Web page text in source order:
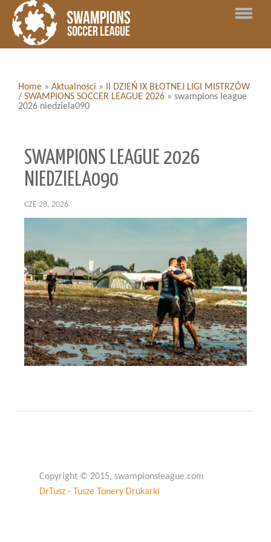
Home » Aktualności »
II DZIEŃ IX BŁOTNEJ LIGI MISTRZÓW
/ SWAMPIONS SOCCER LEAGUE 2026 » swampions league
2026 niedziela090
SWAMPIONS LEAGUE 2026
NIEDZIELA090
CZE 28, 2026
Copyright © 2015, swampionsleague.com
DrTusz - Tusze Tonery Drukarki